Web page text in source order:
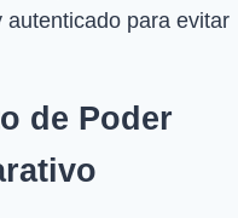
para evitar
de Poder